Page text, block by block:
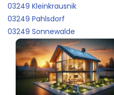
03249 Kleinkrausnik
03249 Pahlsdorf
03249 Sonnewalde